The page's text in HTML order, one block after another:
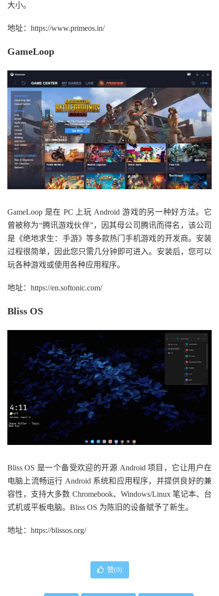
大小。
地址：https://www.primeos.in/
GameLoop
GameLoop 是在 PC 上玩 Android 游戏的另一种好方法。它
曾被称为“腾讯游戏伙伴”，因其母公司腾讯而得名，该公司
是《绝地求生：手游》等多款热门手机游戏的开发商。安装
过程很简单，因此您只需几分钟即可进入。安装后，您可以
玩各种游戏或使用各种应用程序。
地址：https://en.softonic.com/
Bliss OS
Bliss OS 是一个备受欢迎的开源 Android 项目，它让用户在
电脑上流畅运行 Android 系统和应用程序，并提供良好的兼
容性，支持大多数 Chromebook、Windows/Linux 笔记本、台
式机或平板电脑。Bliss OS 为陈旧的设备赋予了新生。
地址：https://blissos.org/
赞(0)